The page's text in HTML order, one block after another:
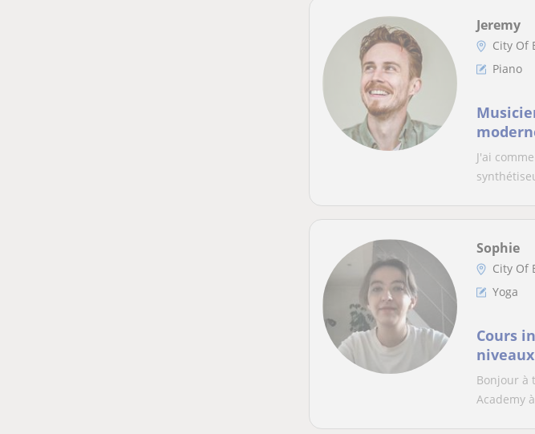
Jeremy
City Of
Piano
J'ai
Sophie
City Of
Yoga
Cours
Bonjour à
Academy